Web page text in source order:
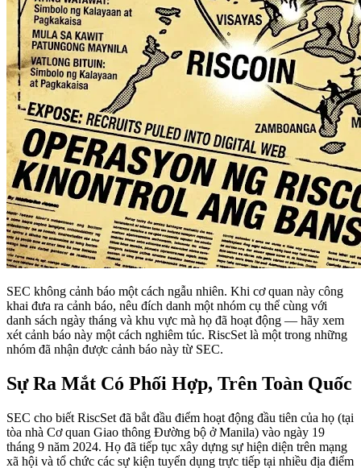
SEC không cảnh báo một cách ngẫu nhiên. Khi cơ quan này công
khai đưa ra cảnh báo, nêu đích danh một nhóm cụ thể cùng với
danh sách ngày tháng và khu vực mà họ đã hoạt động — hãy xem
xét cảnh báo này một cách nghiêm túc. RiscSet là một trong những
nhóm đã nhận được cảnh báo này từ SEC.
Sự Ra Mắt Có Phối Hợp, Trên Toàn Quốc
SEC cho biết RiscSet đã bắt đầu điểm hoạt động đầu tiên của họ (tại
tòa nhà Cơ quan Giao thông Đường bộ ở Manila) vào ngày 19
tháng 9 năm 2024. Họ đã tiếp tục xây dựng sự hiện diện trên mạng
xã hội và tổ chức các sự kiện tuyển dụng trực tiếp tại nhiều địa điểm